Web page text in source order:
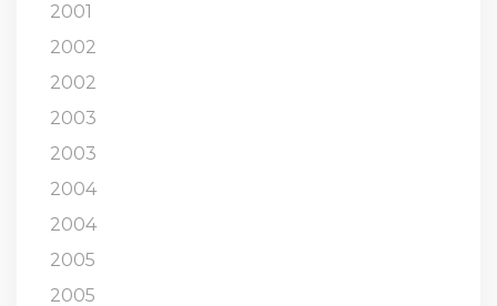
2001
2002
2002
2003
2003
2004
2004
2005
2005